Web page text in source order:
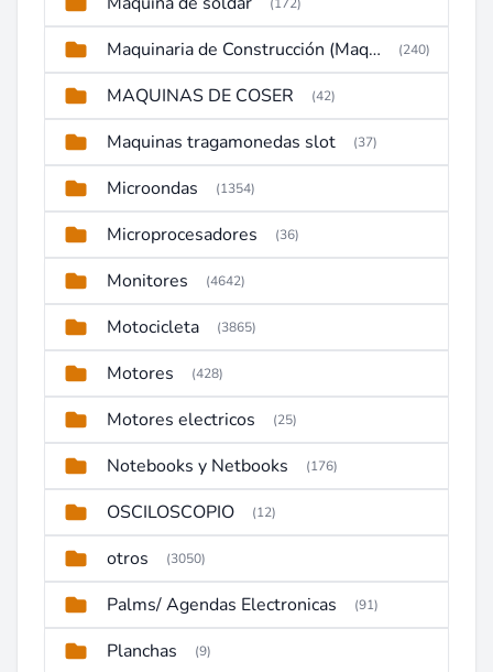
Maquinaria de Construcción (Maquinaria Pesada) (240)
MAQUINAS DE COSER (42)
Maquinas tragamonedas slot (37)
Microondas (1354)
Microprocesadores (36)
Monitores (4642)
Motocicleta (3865)
Motores (428)
Motores electricos (25)
Notebooks y Netbooks (176)
OSCILOSCOPIO (12)
otros (3050)
Palms/ Agendas Electronicas (91)
Planchas (9)